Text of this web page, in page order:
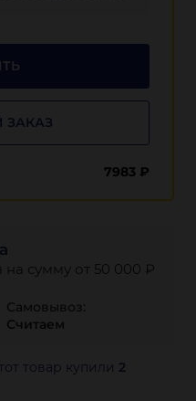
ЗАКАЗ
7983 ₽
сумму от 50 000 ₽
Самовывоз:
Считаем
товар купили 2